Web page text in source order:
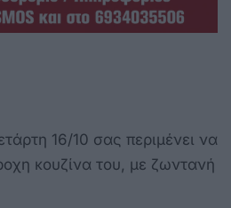
16/10 σας περιμένει να
κουζίνα του, με ζωντανή